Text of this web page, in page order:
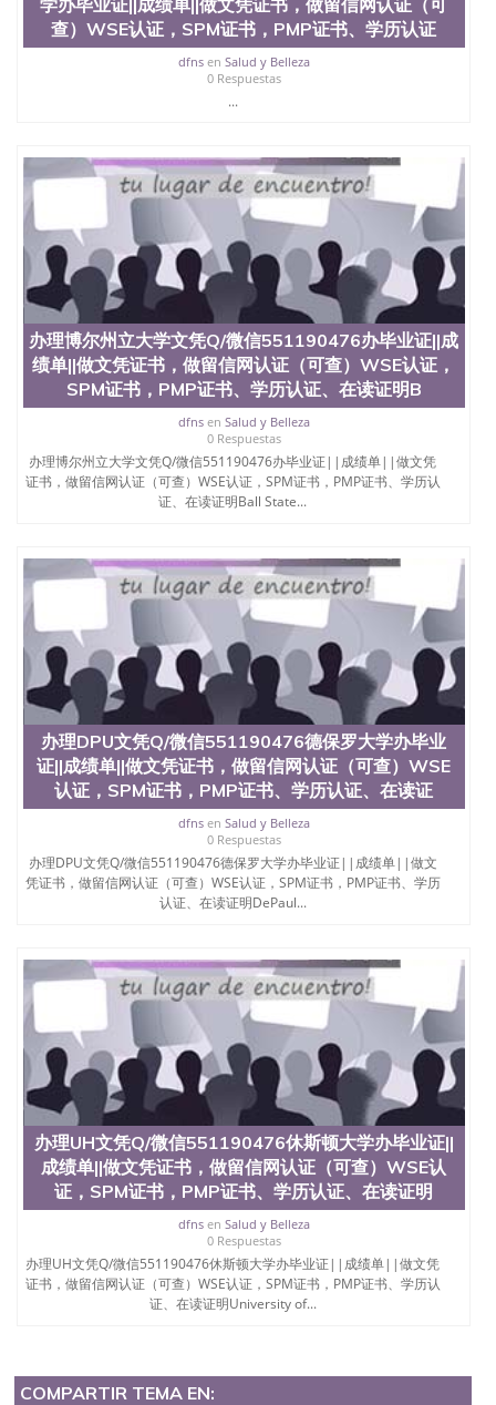
查）WSE认证，SPM证书，PMP证书、学历认证
dfnsen Salud y Belleza
0 Respuestas
...
办理博尔州立大学文凭Q/微信551190476办毕业证||成
绩单||做文凭证书，做留信网认证（可查）WSE认证，
SPM证书，PMP证书、学历认证、在读证明B
dfnsen Salud y Belleza
0 Respuestas
办理博尔州立大学文凭Q/微信551190476办毕业证||成绩单||做文凭
证书，做留信网认证（可查）WSE认证，SPM证书，PMP证书、学历认
证、在读证明Ball State...
办理DPU文凭Q/微信551190476德保罗大学办毕业
证||成绩单||做文凭证书，做留信网认证（可查）WSE
认证，SPM证书，PMP证书、学历认证、在读证
dfnsen Salud y Belleza
0 Respuestas
办理DPU文凭Q/微信551190476德保罗大学办毕业证||成绩单||做文
凭证书，做留信网认证（可查）WSE认证，SPM证书，PMP证书、学历
认证、在读证明DePaul...
办理UH文凭Q/微信551190476休斯顿大学办毕业证||
成绩单||做文凭证书，做留信网认证（可查）WSE认
证，SPM证书，PMP证书、学历认证、在读证明
dfnsen Salud y Belleza
0 Respuestas
办理UH文凭Q/微信551190476休斯顿大学办毕业证||成绩单||做文凭
证书，做留信网认证（可查）WSE认证，SPM证书，PMP证书、学历认
证、在读证明University of...
COMPARTIR TEMA EN: